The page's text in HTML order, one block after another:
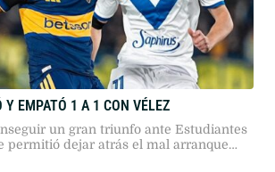
Y EMPATÓ 1 A 1 CON VÉLEZ
un gran triunfo ante Estudiantes
permitió dejar atrás el mal arranque
este Torneo Clausura